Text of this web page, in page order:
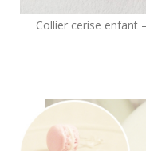
Collier cerise enfant